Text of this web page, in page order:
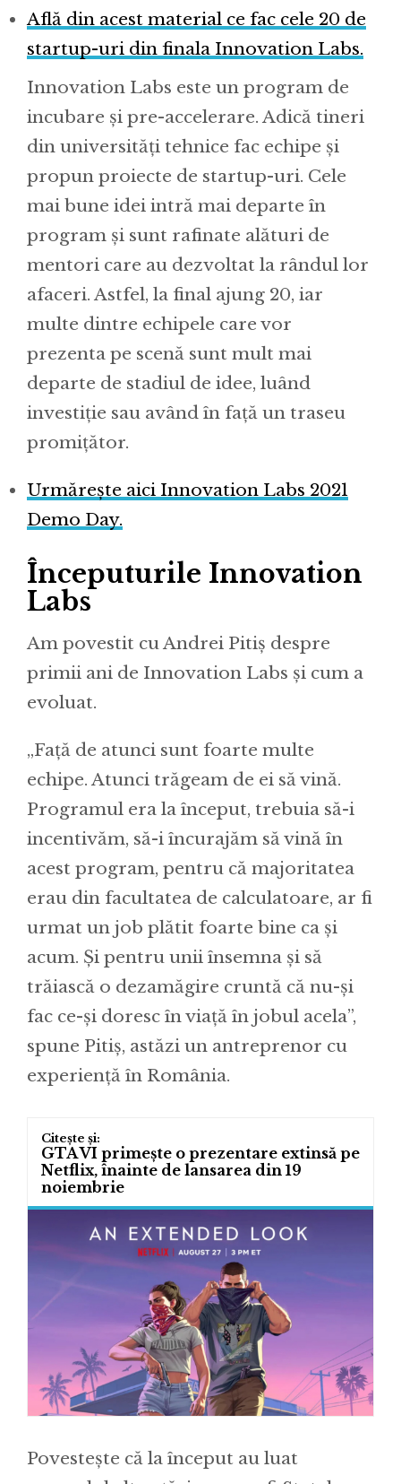
Află din acest material ce fac cele 20 de
startup-uri din finala Innovation Labs.
Innovation Labs este un program de
incubare și pre-accelerare. Adică tineri
din universități tehnice fac echipe și
propun proiecte de startup-uri. Cele
mai bune idei intră mai departe în
program și sunt rafinate alături de
mentori care au dezvoltat la rândul lor
afaceri. Astfel, la final ajung 20, iar
multe dintre echipele care vor
prezenta pe scenă sunt mult mai
departe de stadiul de idee, luând
investiție sau având în față un traseu
promițător.
Urmărește aici Innovation Labs 2021
Demo Day.
Începuturile Innovation
Labs
Am povestit cu Andrei Pitiș despre
primii ani de Innovation Labs și cum a
evoluat.
„Față de atunci sunt foarte multe
echipe. Atunci trăgeam de ei să vină.
Programul era la început, trebuia să-i
incentivăm, să-i încurajăm să vină în
acest program, pentru că majoritatea
erau din facultatea de calculatoare, ar fi
urmat un job plătit foarte bine ca și
acum. Și pentru unii însemna și să
trăiască o dezamăgire cruntă că nu-și
fac ce-și doresc în viață în jobul acela”,
spune Pitiș, astăzi un antreprenor cu
experiență în România.
GTA VI primește o prezentare extinsă pe
Netflix, înainte de lansarea din 19
noiembrie
Povestește că la început au luat